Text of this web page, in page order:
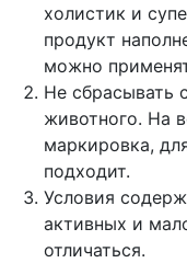
холистик и
продукт
можно
Не сбрасывать
животного. На
маркировка,
подходит.
Условия
активных и
отличаться.